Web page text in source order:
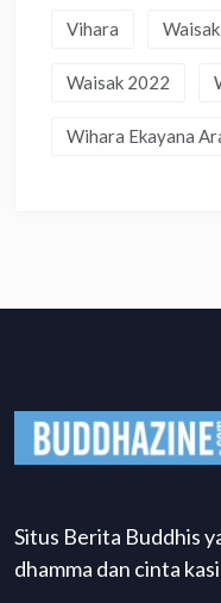
Vihara Waisak
Waisak 2022
Wihara Ekayana
Situs Berita Buddhis
dhamma dan cinta